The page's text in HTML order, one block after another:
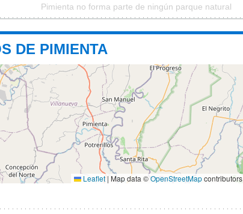
Pimienta no forma parte de ningún parque natural
DE PIMIENTA
Leaflet | Map data ©OpenStreetMapcontributors